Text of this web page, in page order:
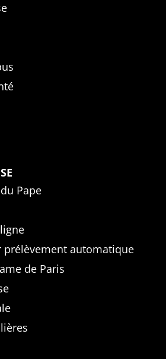
Pape
prélèvement automatique
de Paris